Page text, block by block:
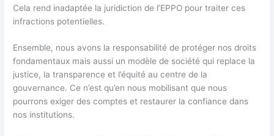
Cela rend inadaptée la juridiction de l’EPPO pour traiter ces
infractions potentielles.
Ensemble, nous avons la responsabilité de protéger nos droits
fondamentaux mais aussi un modèle de société qui replace la
justice, la transparence et l’équité au centre de la
gouvernance. Ce n’est qu’en nous mobilisant que nous
pourrons exiger des comptes et restaurer la confiance dans
nos institutions.